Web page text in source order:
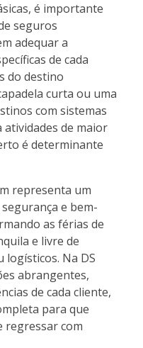
é importante
seguros
adequar a
de cada
do destino
curta ou uma
com sistemas
atividades de maior
é determinante
representa um
e bem-
as férias de
e livre de
Na DS
abrangentes,
de cada cliente,
para que
regressar com